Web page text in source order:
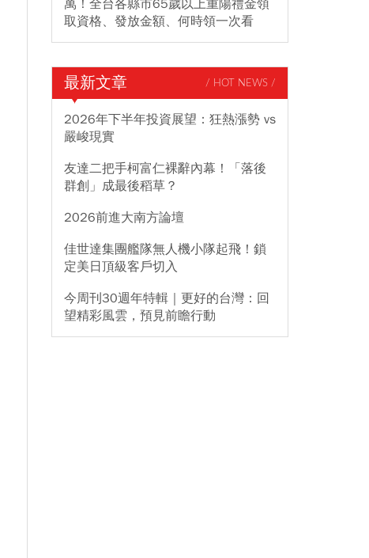
萬！全台各縣市65歲以上重陽禮金領
取資格、發放金額、何時領一次看
最新文章 / HOT NEWS /
2026年下半年投資展望：狂熱漲勢 vs
嚴峻現實
友達二把手柯富仁裸辭內幕！「落後
群創」成最後稻草？
2026前進大南方論壇
佳世達集團艦隊無人機小隊起飛！鎖
定美日頂級客戶切入
今周刊30週年特輯｜更好的台灣：回
望精彩風雲，預見前瞻行動